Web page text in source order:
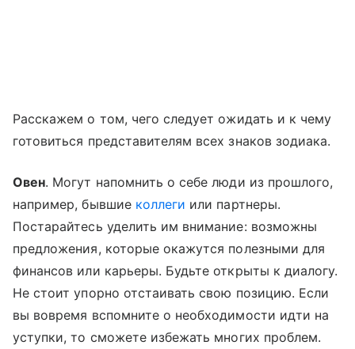
Расскажем о том, чего следует ожидать и к чему
готовиться представителям всех знаков зодиака.
Овен. Могут напомнить о себе люди из прошлого,
например, бывшие коллеги или партнеры.
Постарайтесь уделить им внимание: возможны
предложения, которые окажутся полезными для
финансов или карьеры. Будьте открыты к диалогу.
Не стоит упорно отстаивать свою позицию. Если
вы вовремя вспомните о необходимости идти на
уступки, то сможете избежать многих проблем.